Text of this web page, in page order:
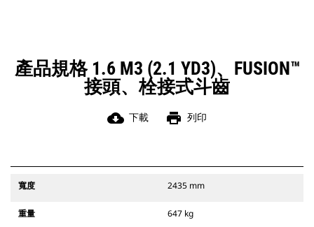
產品規格 1.6 M3 (2.1 YD3)、FUSION™
接頭、栓接式斗齒
cloud_download 下載 print 列印
寬度 2435 mm
重量 647 kg